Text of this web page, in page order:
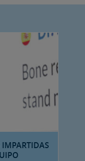
IMPARTIDAS